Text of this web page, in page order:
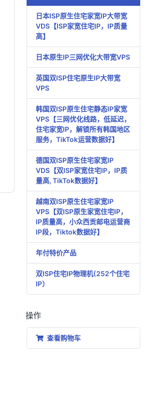
日本ISP原生住宅家宽IP大带宽
VDS【ISP家宽住宅IP，IP质量
高】
日本原生IP三网优化大带宽VPS
英国双ISP住宅原生IP大带宽
VPS
韩国双ISP原生住宅静态IP家宽
VPS【三网优化线路，低延迟，
住宅家宽IP，解锁所有韩国地区
服务，TikTok运营数据好】
德国双ISP原生住宅家宽IP
VDS【双ISP家宽住宅IP，IP质
量高, TikTok数据好】
越南双ISP原生住宅家宽IP
VPS【双ISP原生家宽住宅IP，
IP质量高，小众西贡邮电运营商
IP段，Tiktok数据好】
年付特价产品
双ISP住宅IP物理机(252个住宅
IP）
操作
查看购物车